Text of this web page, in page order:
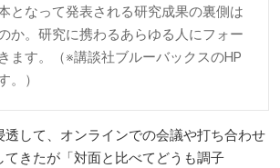
となって発表される研究成果の裏側は
か。研究に携わるあらゆる人にフォー
ます。（※講談社ブルーバックスのHP
。）
透して、オンラインでの会議や打ち合わせ
てきたが「対面と比べてどうも調子